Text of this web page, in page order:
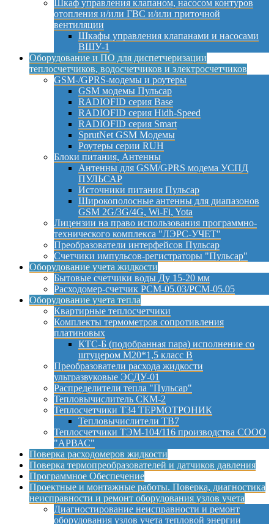
Шкаф управления клапаном, насосом контуров
отопления и/или ГВС и/или приточной
вентиляции
Шкафы управления клапанами и насосами
ВШУ-1
Оборудование и ПО для диспетчеризации
теплосчетчиков, водосчетчиков и электросчетчиков
GSM-/GPRS-модемы и роутеры
GSM модемы Пульсар
RADIOFID серия Base
RADIOFID серия Hidh-Speed
RADIOFID серия Smart
SprutNet GSM Модемы
Роутеры серии RUH
Блоки питания, Антенны
Антенны для GSM/GPRS модема УСПД
ПУЛЬСАР
Источники питания Пульсар
Широкополосные антенны для диапазонов
GSM 2G/3G/4G, Wi-Fi, Yota
Лицензии на право использования программно-
технического комплекса "ЛЭРС-УЧЕТ"
Преобразователи интерфейсов Пульсар
Счетчики импульсов-регистраторы "Пульсар"
Оборудование учета жидкости
Бытовые счетчики воды Ду 15-20 мм
Расходомер-счетчик РСМ-05.03/РСМ-05.05
Оборудование учета тепла
Квартирные теплосчетчики
Комплекты термометров сопротивления
платиновых
КТС-Б (подобранная пара) исполнение со
штуцером М20*1,5 класс B
Преобразователи расхода жидкости
ультразвуковые ЭСДУ-01
Распределители тепла "Пульсар"
Тепловычислитель СКМ-2
Теплосчетчики Т34 ТЕРМОТРОНИК
Тепловычислители ТВ7
Теплосчетчики ТЭМ-104/116 производства СООО
"АРВАС"
Поверка расходомеров жидкости
Поверка термопреобразователей и датчиков давления
Программное Обеспечение
Проектные и монтажные работы. Поверка, диагностика
неисправности и ремонт оборудования узлов учета
Диагностирование неисправности и ремонт
оборудования узлов учета тепловой энергии